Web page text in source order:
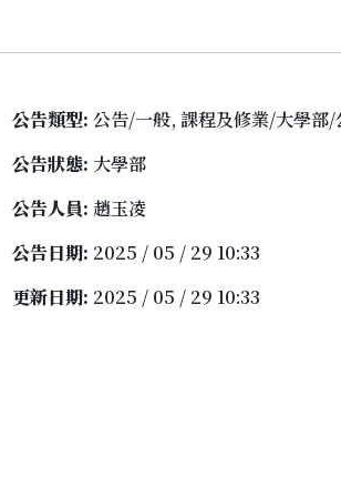
公告類型: 公告/一般, 課程及修業/大學部/
公告狀態: 大學部
公告人員: 趙玉凌
公告日期: 2025 / 05 / 29 10:33
更新日期: 2025 / 05 / 29 10:33